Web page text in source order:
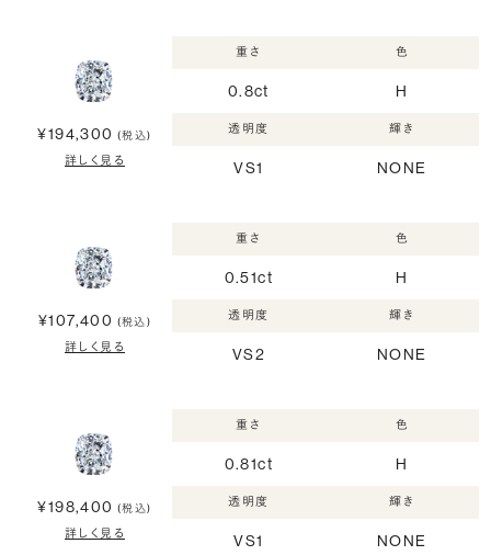
¥194,300 (税込)
詳しく見る
重さ
0.8ct
色
H
透明度
VS1
輝き
NONE
¥107,400 (税込)
詳しく見る
重さ
0.51ct
色
H
透明度
VS2
輝き
NONE
¥198,400 (税込)
詳しく見る
重さ
0.81ct
色
H
透明度
VS1
輝き
NONE